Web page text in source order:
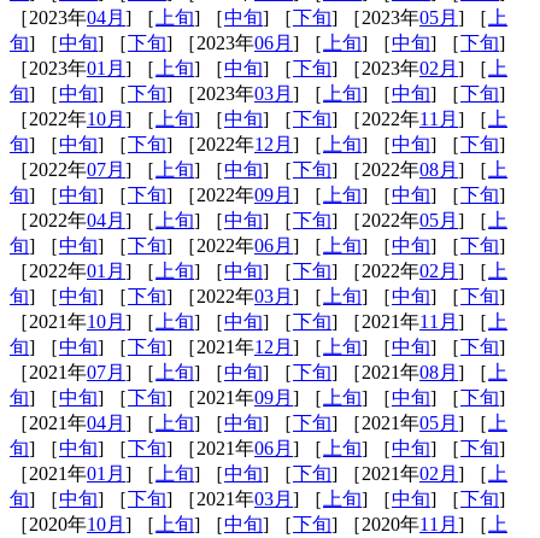
［2023年04月 ] ［上旬] ［中旬] ［ 下旬] ［2023年05月 ] ［上
旬] ［中旬] ［ 下旬] ［2023年06月 ] ［上旬] ［中旬] ［ 下旬]
［2023年01月 ] ［上旬] ［中旬] ［ 下旬] ［2023年02月 ] ［上
旬] ［中旬] ［ 下旬] ［2023年03月 ] ［上旬] ［中旬] ［ 下旬]
［2022年10月 ] ［上旬] ［中旬] ［ 下旬] ［2022年11月 ] ［上
旬] ［中旬] ［ 下旬] ［2022年12月 ] ［上旬] ［中旬] ［ 下旬]
［2022年07月 ] ［上旬] ［中旬] ［ 下旬] ［2022年08月 ] ［上
旬] ［中旬] ［ 下旬] ［2022年09月 ] ［上旬] ［中旬] ［ 下旬]
［2022年04月 ] ［上旬] ［中旬] ［ 下旬] ［2022年05月 ] ［上
旬] ［中旬] ［ 下旬] ［2022年06月 ] ［上旬] ［中旬] ［ 下旬]
［2022年01月 ] ［上旬] ［中旬] ［ 下旬] ［2022年02月 ] ［上
旬] ［中旬] ［ 下旬] ［2022年03月 ] ［上旬] ［中旬] ［ 下旬]
［2021年10月 ] ［上旬] ［中旬] ［ 下旬] ［2021年11月 ] ［上
旬] ［中旬] ［ 下旬] ［2021年12月 ] ［上旬] ［中旬] ［ 下旬]
［2021年07月 ] ［上旬] ［中旬] ［ 下旬] ［2021年08月 ] ［上
旬] ［中旬] ［ 下旬] ［2021年09月 ] ［上旬] ［中旬] ［ 下旬]
［2021年04月 ] ［上旬] ［中旬] ［ 下旬] ［2021年05月 ] ［上
旬] ［中旬] ［ 下旬] ［2021年06月 ] ［上旬] ［中旬] ［ 下旬]
［2021年01月 ] ［上旬] ［中旬] ［ 下旬] ［2021年02月 ] ［上
旬] ［中旬] ［ 下旬] ［2021年03月 ] ［上旬] ［中旬] ［ 下旬]
［2020年10月 ] ［上旬] ［中旬] ［ 下旬] ［2020年11月 ] ［上